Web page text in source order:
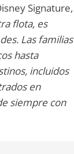
Signature,
flota, es
Las familias
hasta
incluidos
en
siempre con